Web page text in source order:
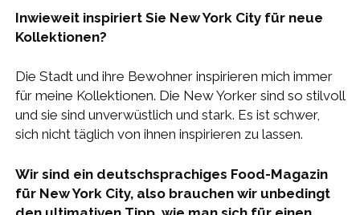
Inwieweit inspiriert Sie New York City für neue
Kollektionen?
Die Stadt und ihre Bewohner inspirieren mich immer
für meine Kollektionen. Die New Yorker sind so stilvoll
und sie sind unverwüstlich und stark. Es ist schwer,
sich nicht täglich von ihnen inspirieren zu lassen.
Wir sind ein deutschsprachiges Food-Magazin
für New York City, also brauchen wir unbedingt